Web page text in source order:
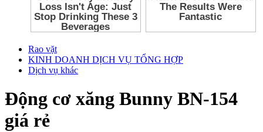
Rao vặt
KINH DOANH DỊCH VỤ TỔNG HỢP
Dịch vụ khác
Động cơ xăng Bunny BN-154
giá rẻ